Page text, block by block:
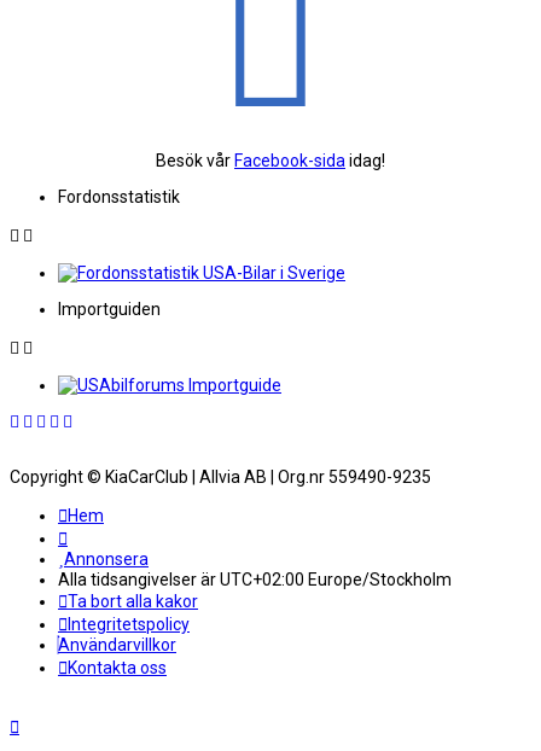
Besök vår Facebook-sida idag!
Fordonsstatistik
Importguiden
Copyright © KiaCarClub | Allvia AB | Org.nr 559490-9235
Hem
Annonsera
Alla tidsangivelser är UTC+02:00 Europe/Stockholm
Ta bort alla kakor
Integritetspolicy
Användarvillkor
Kontakta oss